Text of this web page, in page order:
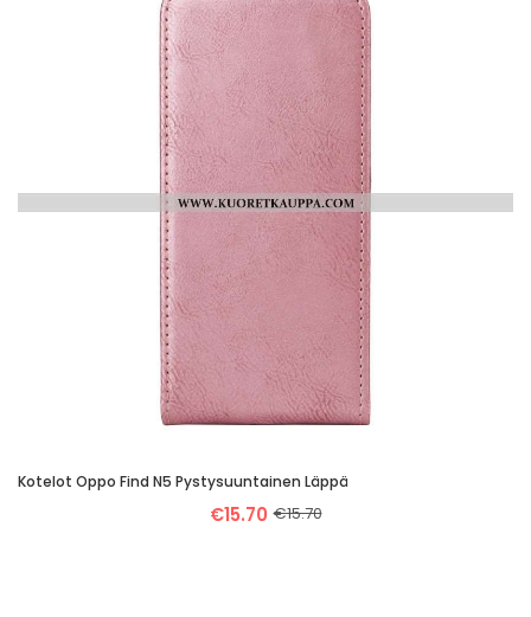
Kotelot Oppo Find N5 Pystysuuntainen Läppä
€15.70 €15.70